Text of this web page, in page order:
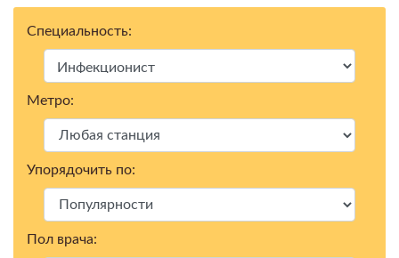
Специальность:
Метро:
Упорядочить по:
Пол врача: